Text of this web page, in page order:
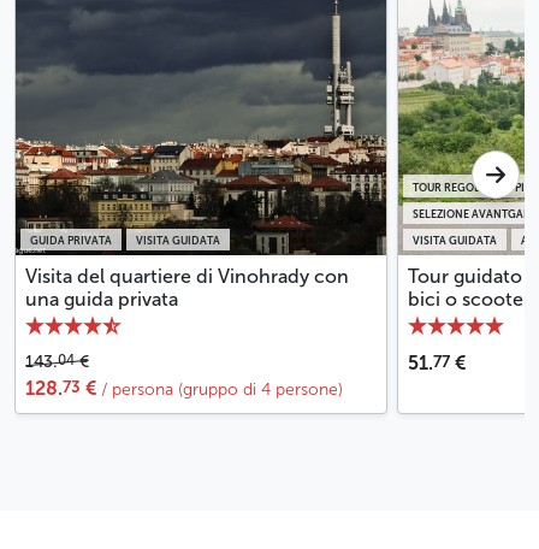
GUIDA PRIVATA VISITA GUIDATA
Visita del quartiere di Vinohrady con
una guida privata
143.04€
128.73 € / persona (gruppo di 4 persone)
VISITA GUIDATA
SELEZIONE
TOUR REGOLARI IN
Tour guidato
bici o scooter
51.77 €